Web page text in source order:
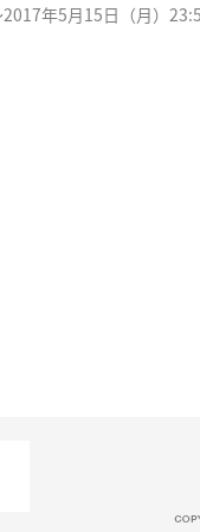
年5月15日（月）